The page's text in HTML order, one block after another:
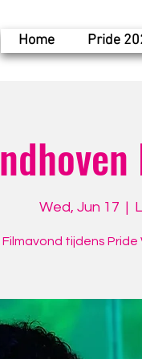
Home Pride
Wed, Jun 17
  |
Filmavond tijdens Pride